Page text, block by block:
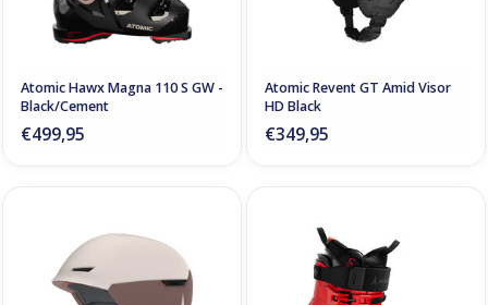
Atomic Hawx Magna 110 S GW -
Black/Cement
€499,95
Atomic Revent GT Amid Visor
HD Black
€349,95